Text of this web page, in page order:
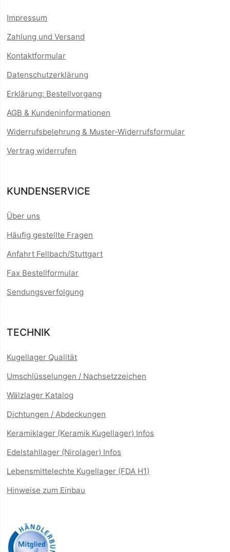
Impressum
Zahlung und Versand
Kontaktformular
Datenschutzerklärung
Erklärung: Bestellvorgang
AGB & Kundeninformationen
Widerrufsbelehrung & Muster-Widerrufsformular
Vertrag widerrufen
KUNDENSERVICE
Über uns
Häufig gestellte Fragen
Anfahrt Fellbach/Stuttgart
Fax Bestellformular
Sendungsverfolgung
TECHNIK
Kugellager Qualität
Umschlüsselungen / Nachsetzzeichen
Wälzlager Katalog
Dichtungen / Abdeckungen
Keramiklager (Keramik Kugellager) Infos
Edelstahllager (Nirolager) Infos
Lebensmittelechte Kugellager (FDA H1)
Hinweise zum Einbau